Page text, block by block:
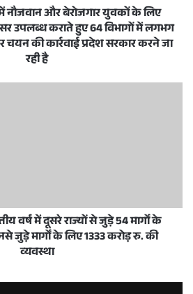
नौजवान और बेरोजगार युवकों के लिए
उपलब्ध कराते हुए 64 विभागों में लगभग
चयन की कार्रवाई प्रदेश सरकार करने जा
रही है
वर्ष में दूसरे राज्यों से जुड़े 54 मार्गों के
जुड़े मार्गों के लिए 1333 करोड़ रु. की
व्यवस्था